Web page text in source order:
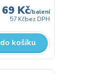
69 Kč/balení
57 Kčbez DPH
košíku